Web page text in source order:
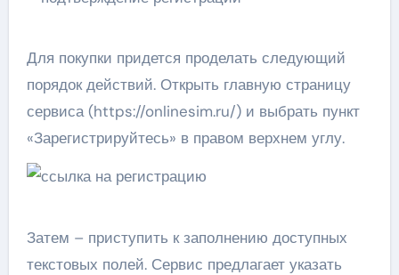
Для покупки придется проделать следующий
порядок действий. Открыть главную страницу
сервиса (https://onlinesim.ru/) и выбрать пункт
«Зарегистрируйтесь» в правом верхнем углу.
Затем – приступить к заполнению доступных
текстовых полей. Сервис предлагает указать